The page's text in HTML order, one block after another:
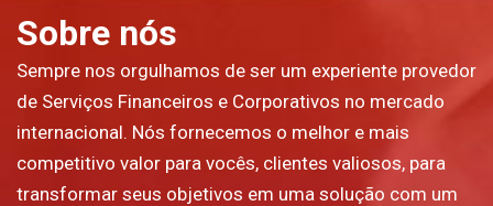
Sobre nós
Sempre nos orgulhamos de ser um experiente provedor
de Serviços Financeiros e Corporativos no mercado
internacional. Nós fornecemos o melhor e mais
competitivo valor para vocês, clientes valiosos, para
transformar seus objetivos em uma solução com um